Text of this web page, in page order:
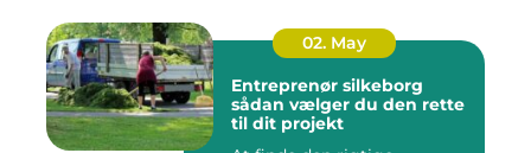
02. May
Entreprenør silkeborg
sådan vælger du den rette
til dit projekt